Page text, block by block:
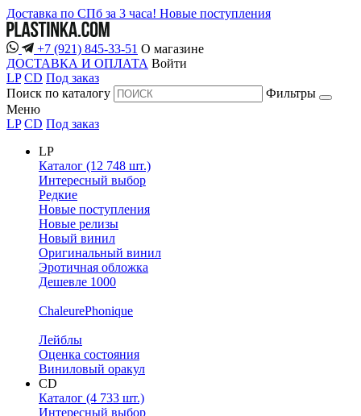
Доставка по СПб за 3 часа! Новые поступления
+7 (921) 845-33-51 О магазине
ДОСТАВКА И ОПЛАТА Войти
LP CD Под заказ
Поиск по каталогу
Фильтры
Меню
LP CD Под заказ
LP
Каталог (12 748 шт.)
Интересный выбор
Редкие
Новые поступления
Новые релизы
Новый винил
Оригинальный винил
Эротичная обложка
Дешевле 1000
ChaleurePhonique
Лейблы
Оценка состояния
Виниловый оракул
CD
Каталог (4 733 шт.)
Интересный выбор